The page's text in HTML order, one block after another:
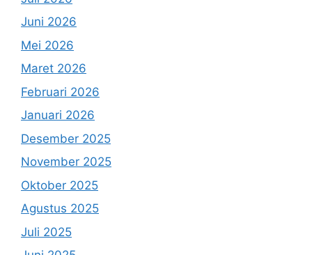
Juni 2026
Mei 2026
Maret 2026
Februari 2026
Januari 2026
Desember 2025
November 2025
Oktober 2025
Agustus 2025
Juli 2025